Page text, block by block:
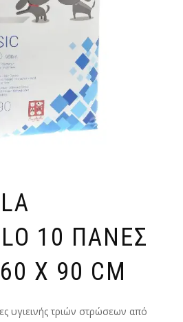
10 ΠΑΝΕΣ
X 90 CM
υγιεινής τριών στρώσεων από